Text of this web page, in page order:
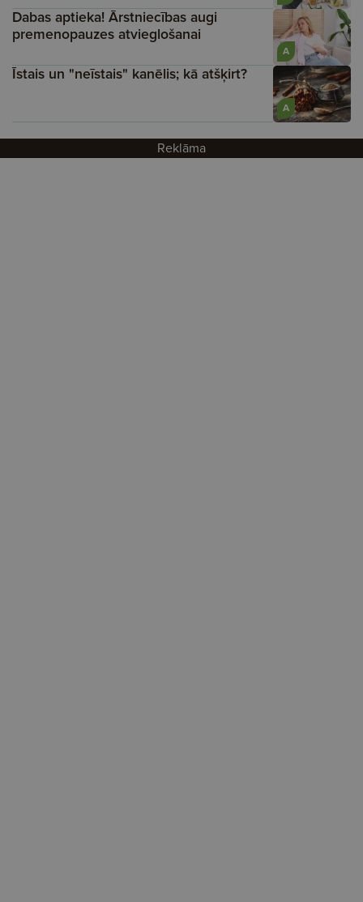
A
Dabas aptieka! Ārstniecības augi
premenopauzes atvieglošanai
A
Īstais un "neīstais" kanēlis; kā atšķirt?
Reklāma